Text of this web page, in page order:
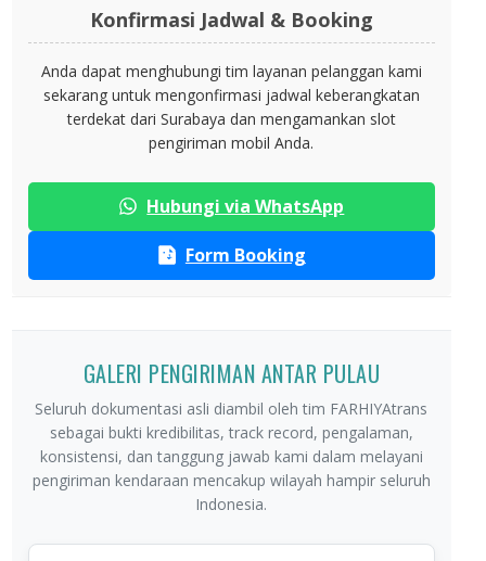
Konfirmasi Jadwal & Booking
Anda dapat menghubungi tim layanan pelanggan kami
sekarang untuk mengonfirmasi jadwal keberangkatan
terdekat dari Surabaya dan mengamankan slot
pengiriman mobil Anda.
Hubungi via WhatsApp
Form Booking
GALERI PENGIRIMAN ANTAR PULAU
Seluruh dokumentasi asli diambil oleh tim FARHIYAtrans
sebagai bukti kredibilitas, track record, pengalaman,
konsistensi, dan tanggung jawab kami dalam melayani
pengiriman kendaraan mencakup wilayah hampir seluruh
Indonesia.